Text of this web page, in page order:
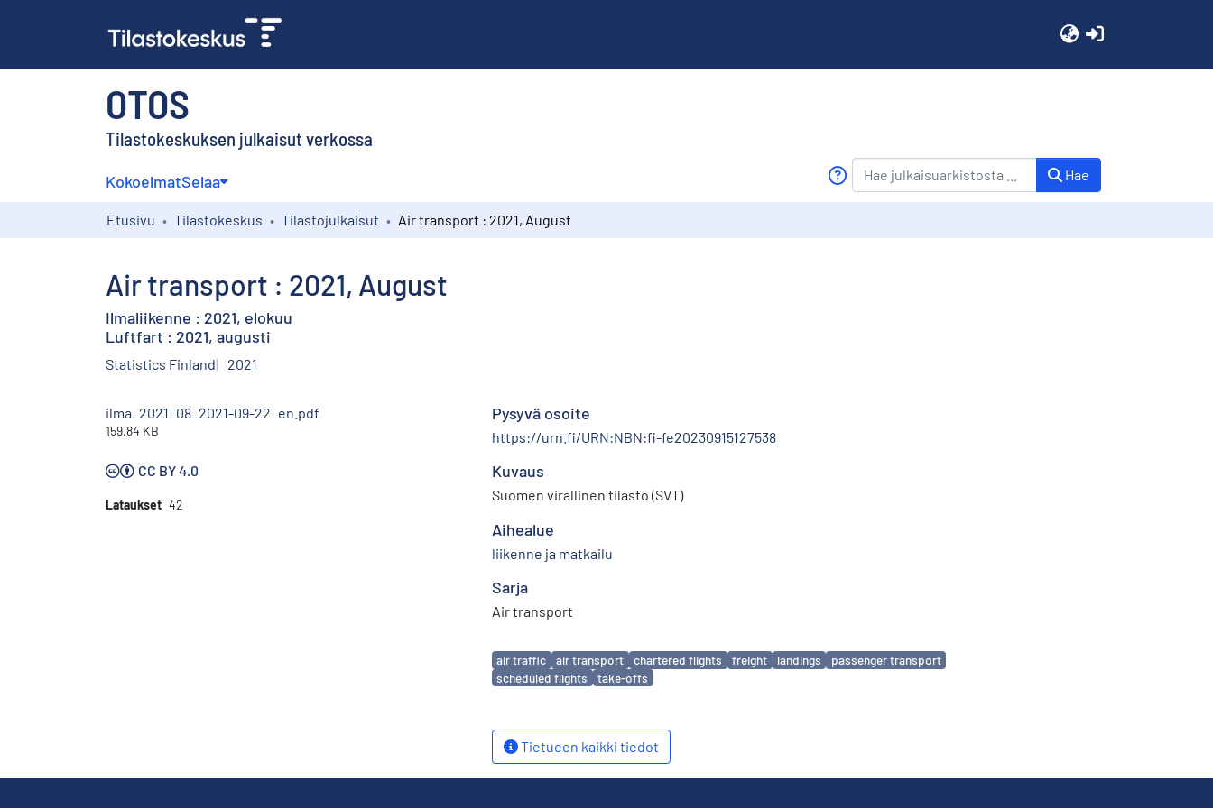
OTOS
Tilastokeskuksen julkaisut verkossa
KokoelmatSelaa Hae
Etusivu Tilastokeskus Tilastojulkaisut Air transport : 2021, August
Air transport : 2021, August
Ilmaliikenne : 2021, elokuu
Luftfart : 2021, augusti
Statistics Finland 2021
ilma_2021_08_2021-09-22_en.pdf
159.84 KB
CC BY 4.0
Lataukset 42
Pysyvä osoite
https://urn.fi/URN:NBN:fi-fe20230915127538
Kuvaus
Suomen virallinen tilasto (SVT)
Aihealue
liikenne ja matkailu
Sarja
Air transport
Avainsanat
air traffic air transport chartered flights freight landings
passenger transport
scheduled flights
take-offs
Tietueen kaikki tiedot